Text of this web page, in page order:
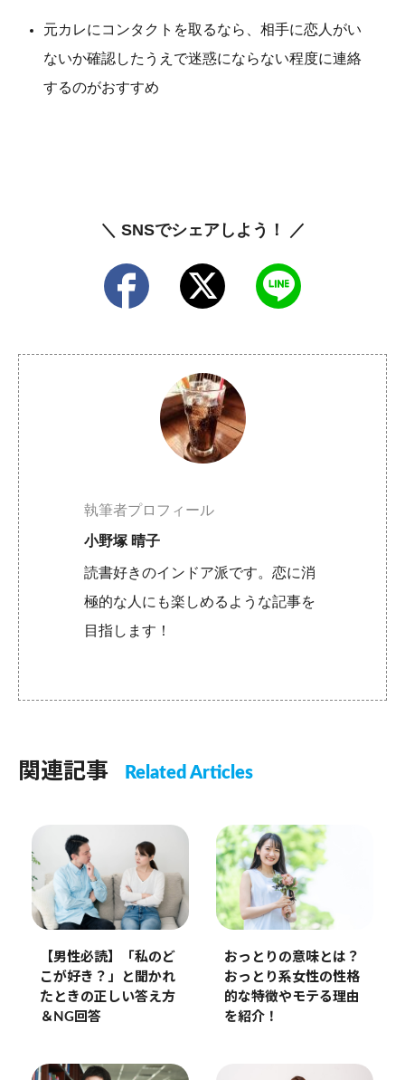
元カレにコンタクトを取るなら、相手に恋人がい
ないか確認したうえで迷惑にならない程度に連絡
するのがおすすめ
＼ SNSでシェアしよう！ ／
執筆者プロフィール
小野塚 晴子
読書好きのインドア派です。恋に消
極的な人にも楽しめるような記事を
目指します！
関連記事 Related Articles
【男性必読】「私のど
こが好き？」と聞かれ
たときの正しい答え方
＆NG回答
おっとりの意味とは？
おっとり系女性の性格
的な特徴やモテる理由
を紹介！